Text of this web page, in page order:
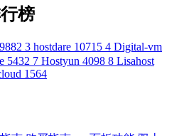
榜
3 hostdare 10715 4 Digital-vm
5432 7 Hostyun 4098 8 Lisahost
1564